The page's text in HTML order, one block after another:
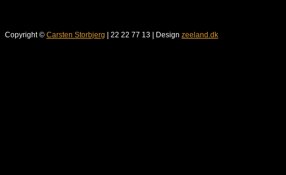
Copyright © Carsten Storbjerg | 22 22 77 13 | Design zeeland.dk